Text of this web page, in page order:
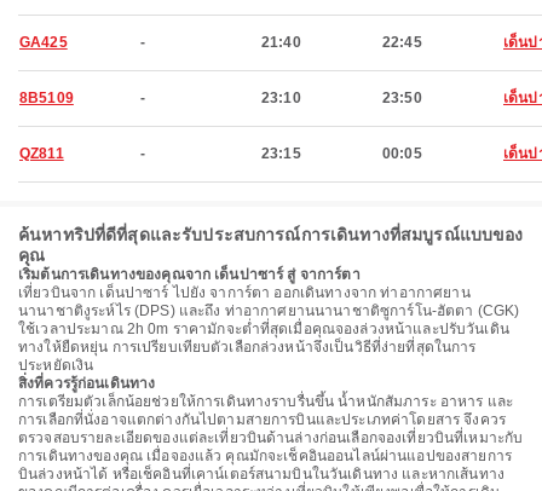
GA425 - 21:40 22:45 เด็นป
8B5109 - 23:10 23:50 เด็นป
QZ811 - 23:15 00:05 เด็นป
ค้นหาทริปที่ดีที่สุดและรับประสบการณ์การเดินทางที่สมบูรณ์แบบของ
คุณ
เริ่มต้นการเดินทางของคุณจาก เด็นปาซาร์ สู่ จาการ์ตา
เที่ยวบินจาก เด็นปาซาร์ ไปยัง จาการ์ตา ออกเดินทางจาก ท่าอากาศยาน
นานาชาติงูระห์ไร (DPS) และถึง ท่าอากาศยานนานาชาติซูการ์โน-ฮัตตา (CGK)
ใช้เวลาประมาณ 2h 0m ราคามักจะต่ำที่สุดเมื่อคุณจองล่วงหน้าและปรับวันเดิน
ทางให้ยืดหยุ่น การเปรียบเทียบตัวเลือกล่วงหน้าจึงเป็นวิธีที่ง่ายที่สุดในการ
ประหยัดเงิน
สิ่งที่ควรรู้ก่อนเดินทาง
การเตรียมตัวเล็กน้อยช่วยให้การเดินทางราบรื่นขึ้น น้ำหนักสัมภาระ อาหาร และ
การเลือกที่นั่งอาจแตกต่างกันไปตามสายการบินและประเภทค่าโดยสาร จึงควร
ตรวจสอบรายละเอียดของแต่ละเที่ยวบินด้านล่างก่อนเลือกจองเที่ยวบินที่เหมาะกับ
การเดินทางของคุณ เมื่อจองแล้ว คุณมักจะเช็คอินออนไลน์ผ่านแอปของสายการ
บินล่วงหน้าได้ หรือเช็คอินที่เคาน์เตอร์สนามบินในวันเดินทาง และหากเส้นทาง